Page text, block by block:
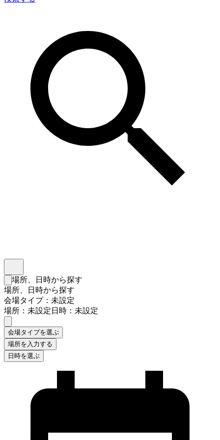
検索フォームを閉じる
場所、日時から探す
場所、日時から探す
会場タイプ：未設定
場所：未設定日時：未設定
会場タイプを選ぶ
場所を入力する
日時を選ぶ